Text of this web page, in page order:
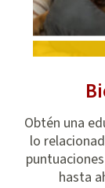
Obtén una
lo
hasta